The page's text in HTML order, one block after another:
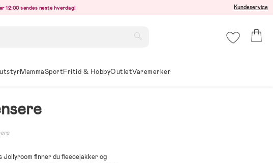
12:00 sendes neste hverdag! Kundeservice
MammaSportFritid & HobbyOutletVaremerker
Jollyroom finner du fleecejakker og